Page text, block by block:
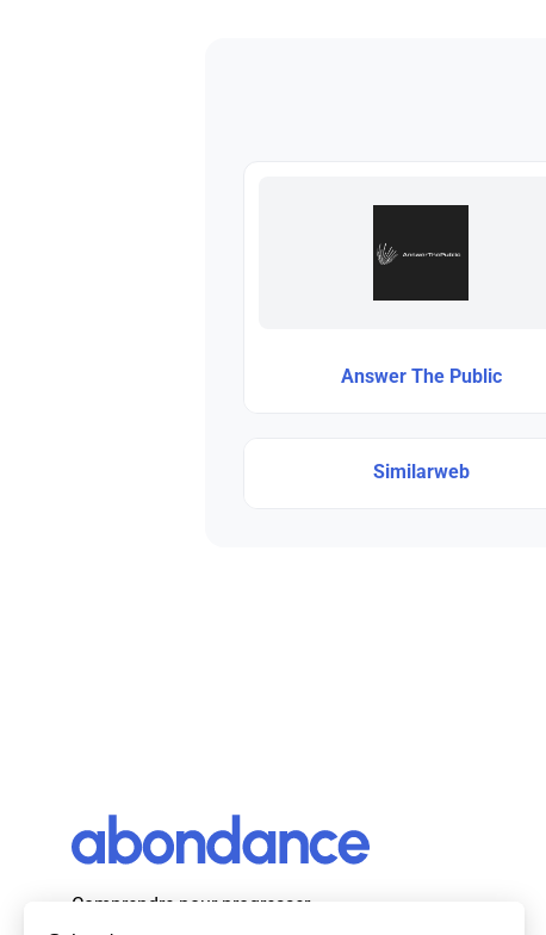
Answer The Public
Similarweb
Comprendre pour progresser